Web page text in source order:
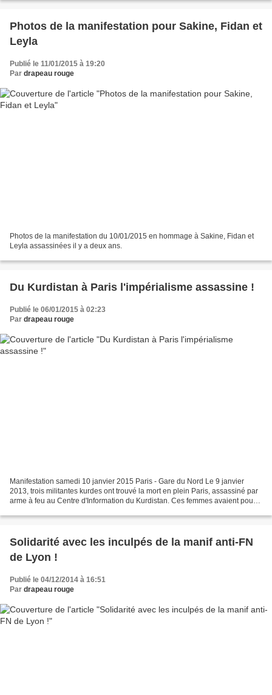
Photos de la manifestation pour Sakine, Fidan et
Leyla
Publié le 11/01/2015 à 19:20
Par drapeau rouge
Photos de la manifestation du 10/01/2015 en hommage à Sakine, Fidan et
Leyla assassinées il y a deux ans.
Du Kurdistan à Paris l'impérialisme assassine !
Publié le 06/01/2015 à 02:23
Par drapeau rouge
Manifestation samedi 10 janvier 2015 Paris - Gare du Nord Le 9 janvier
2013, trois militantes kurdes ont trouvé la mort en plein Paris, assassiné par
arme à feu au Centre d'Information du Kurdistan. Ces femmes avaient pour
Solidarité avec les inculpés de la manif anti-FN
de Lyon !
Publié le 04/12/2014 à 16:51
Par drapeau rouge